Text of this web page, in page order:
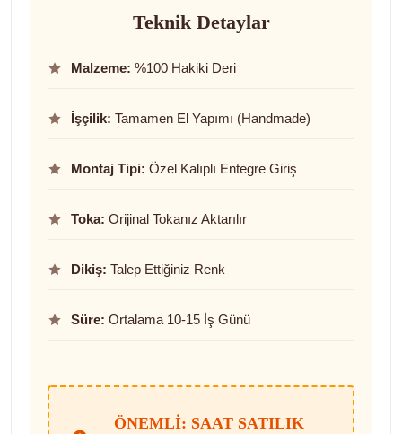
Teknik Detaylar
Malzeme: %100 Hakiki Deri
İşçilik: Tamamen El Yapımı (Handmade)
Montaj Tipi: Özel Kalıplı Entegre Giriş
Toka: Orijinal Tokanız Aktarılır
Dikiş: Talep Ettiğiniz Renk
Süre: Ortalama 10-15 İş Günü
ÖNEMLI: SAAT SATILIK